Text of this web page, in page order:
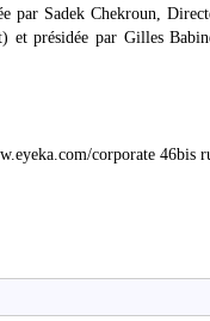
Sadek Chekroun,
et présidée par Gilles
corporate 46bis